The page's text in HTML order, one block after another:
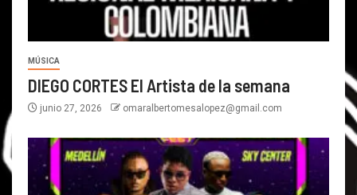
MÚSICA
DIEGO CORTES El Artista de la semana
junio 27, 2026 omaralbertomesalopez@gmail.com